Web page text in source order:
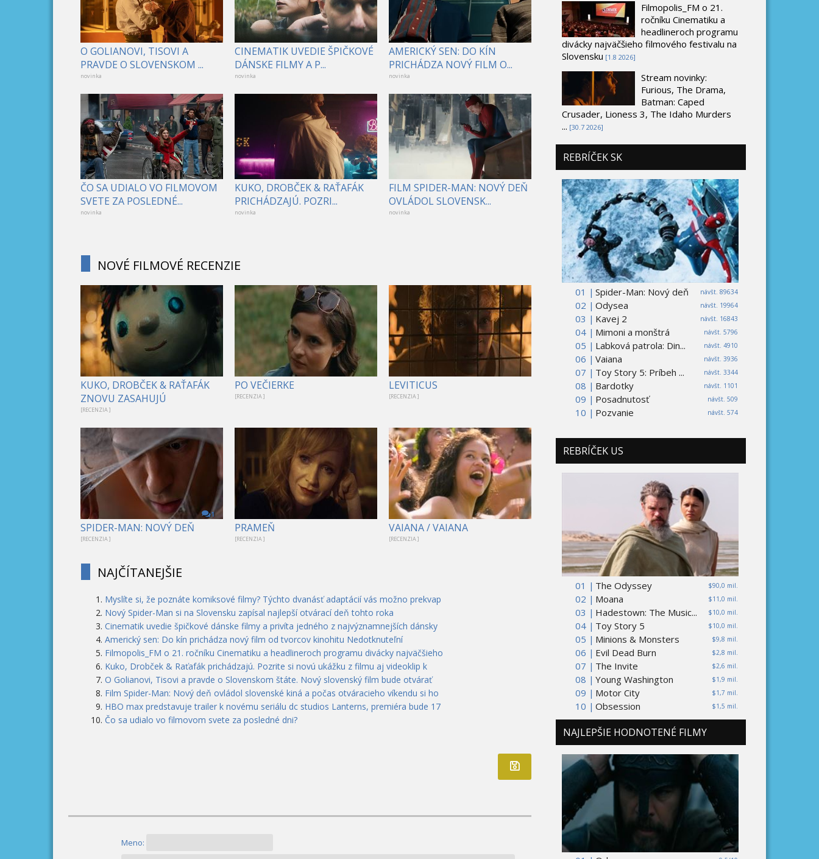
O GOLIANOVI, TISOVI A
PRAVDE O SLOVENSKOM ...
novinka
CINEMATIK UVEDIE ŠPIČKOVÉ
DÁNSKE FILMY A P...
novinka
AMERICKÝ SEN: DO KÍN
PRICHÁDZA NOVÝ FILM O...
novinka
ČO SA UDIALO VO FILMOVOM
SVETE ZA POSLEDNÉ...
novinka
KUKO, DROBČEK & RAŤAFÁK
PRICHÁDZAJÚ. POZRI...
novinka
FILM SPIDER-MAN: NOVÝ DEŇ
OVLÁDOL SLOVENSK...
novinka
NOVÉ FILMOVÉ RECENZIE
KUKO, DROBČEK & RAŤAFÁK
ZNOVU ZASAHUJÚ
[RECENZIA ]
PO VEČIERKE
[RECENZIA ]
LEVITICUS
[RECENZIA ]
1
SPIDER-MAN: NOVÝ DEŇ
[RECENZIA ]
PRAMEŇ
[RECENZIA ]
VAIANA / VAIANA
[RECENZIA ]
NAJČÍTANEJŠIE
Myslíte si, že poznáte komiksové filmy? Týchto dvanásť adaptácií vás možno prekvap
Nový Spider-Man si na Slovensku zapísal najlepší otvárací deň tohto roka
Cinematik uvedie špičkové dánske filmy a privíta jedného z najvýznamnejších dánsky
Americký sen: Do kín prichádza nový film od tvorcov kinohitu Nedotknuteľní
Filmopolis_FM o 21. ročníku Cinematiku a headlineroch programu divácky najväčšieho
Kuko, Drobček & Raťafák prichádzajú. Pozrite si novú ukážku z filmu aj videoklip k
O Golianovi, Tisovi a pravde o Slovenskom štáte. Nový slovenský film bude otvárať
Film Spider-Man: Nový deň ovládol slovenské kiná a počas otváracieho víkendu si ho
HBO max predstavuje trailer k novému seriálu dc studios Lanterns, premiéra bude 17
Čo sa udialo vo filmovom svete za posledné dni?
Meno:
Filmopolis_FM o 21.
ročníku Cinematiku a
headlineroch programu
divácky najväčšieho filmového festivalu na
Slovensku [1.8 2026]
Stream novinky:
Furious, The Drama,
Batman: Caped
Crusader, Lioness 3, The Idaho Murders
... [30.7 2026]
REBRÍČEK SK
01 | návšt. 89634
Spider-Man: Nový deň
02 |
návšt. 19964
Odysea
03 |
návšt. 16843
Kavej 2
04 |
návšt. 5796
Mimoni a monštrá
05 |
návšt. 4910
Labková patrola: Din...
06 |
návšt. 3936
Vaiana
07 |
návšt. 3344
Toy Story 5: Príbeh ...
08 |
návšt. 1101
Bardotky
09 |
návšt. 509
Posadnutosť
10 |
návšt. 574
Pozvanie
REBRÍČEK US
01 | $90,0 mil.
The Odyssey
02 |
$11,0 mil.
Moana
03 |
$10,0 mil.
Hadestown: The Music...
04 |
$10,0 mil.
Toy Story 5
05 |
$9,8 mil.
Minions & Monsters
06 |
$2,8 mil.
Evil Dead Burn
07 |
$2,6 mil.
The Invite
08 |
$1,9 mil.
Young Washington
09 |
$1,7 mil.
Motor City
10 |
$1,5 mil.
Obsession
NAJLEPŠIE HODNOTENÉ FILMY